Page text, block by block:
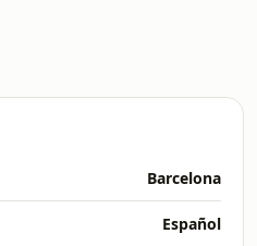
Barcelona
Español